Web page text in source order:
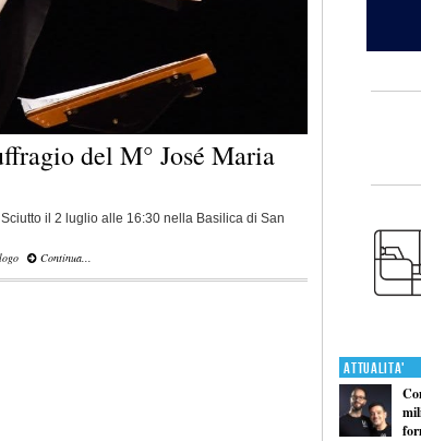
del M° José Maria
il 2 luglio alle 16:30 nella Basilica di San
Continua...
Attualita'